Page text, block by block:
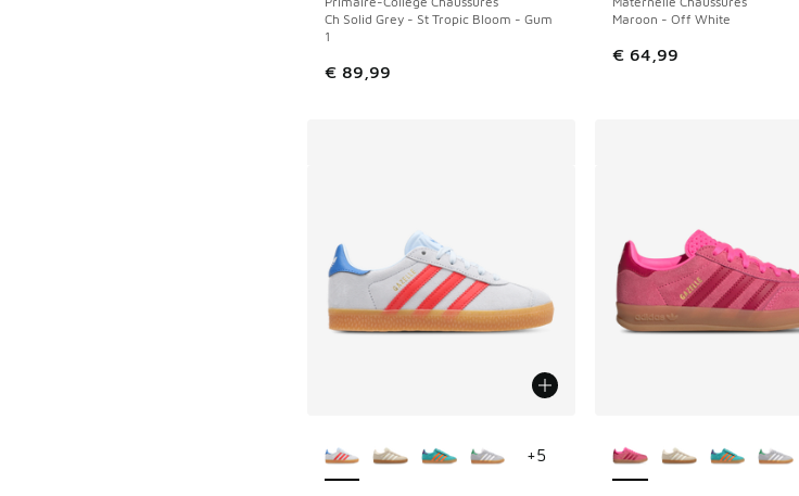
Ch Solid Grey - St Tropic Bloom - Gum
1
€ 89,99
Maroon - Off White
€ 64,99
+5